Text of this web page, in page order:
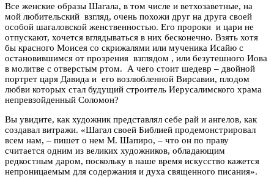
Все женские образы Шагала, в том числе и ветхозаветные, на
мой любительский взгляд, очень похожи друг на друга своей
особой шагаловской женственностью. Его пророки и цари не
отпускают, хочется вглядываться в них бесконечно. Взять хотя
бы красного Моисея со скрижалями или мученика Исайю с
остановившимся от прозрения взглядом , или безутешного Иова
в молитве с отверстым ртом. А чего стоит шедевр – двойной
портрет царя Давида и его возлюбленной Вирсавии, плодом
любви которых стал будущий строитель Иерусалимского храма
непревзойденный Соломон?
Вы увидите, как художник представлял себе рай и ангелов, как
создавал витражи. «Шагал своей Библией продемонстрировал
всем нам, – пишет о нем М. Шапиро, – что он по праву
считается одним из великих художников, обладающим
редкостным даром, поскольку в наше время искусство кажется
непроницаемым для содержания и духа священного писания».